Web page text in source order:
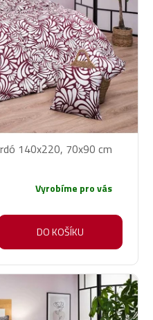
140x220, 70x90 cm
Vyrobíme pro vás
DO KOŠÍKU